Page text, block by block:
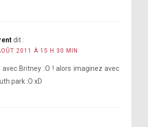
dit :
2011 À 15 H 30 MIN
avec Britney :O ! alors imaginez avec
park :O xD